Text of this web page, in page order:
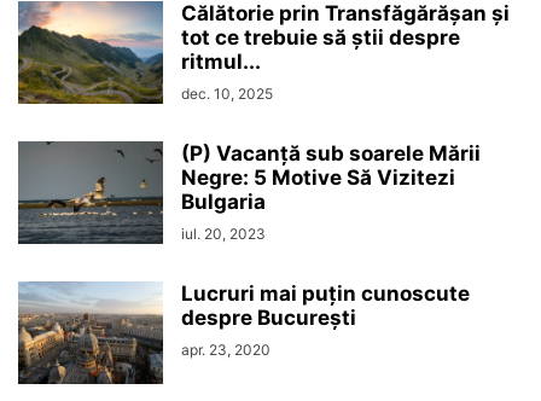
Călătorie prin Transfăgărășan și
tot ce trebuie să știi despre
ritmul...
dec. 10, 2025
(P) Vacanță sub soarele Mării
Negre: 5 Motive Să Vizitezi
Bulgaria
iul. 20, 2023
Lucruri mai puțin cunoscute
despre București
apr. 23, 2020